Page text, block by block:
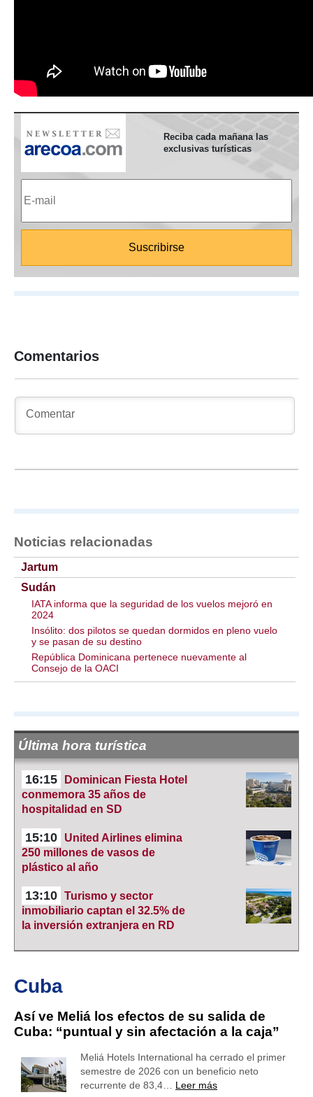
Reciba cada mañana las
exclusivas turísticas
Comentarios
Noticias relacionadas
Jartum
Sudán
IATA informa que la seguridad de los vuelos mejoró en
2024
Insólito: dos pilotos se quedan dormidos en pleno vuelo
y se pasan de su destino
República Dominicana pertenece nuevamente al
Consejo de la OACI
Última hora turística
16:15
Dominican Fiesta Hotel
conmemora 35 años de
hospitalidad en SD
15:10
United Airlines elimina
250 millones de vasos de
plástico al año
13:10 Turismo y sector
inmobiliario captan el 32.5% de
la inversión extranjera en RD
Cuba
Así ve Meliá los efectos de su salida de
Cuba: “puntual y sin afectación a la caja”
Meliá Hotels International ha cerrado el primer
semestre de 2026 con un beneficio neto
recurrente de 83,4… Leer más